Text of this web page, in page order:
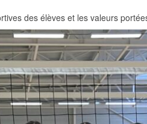
des élèves et les valeurs